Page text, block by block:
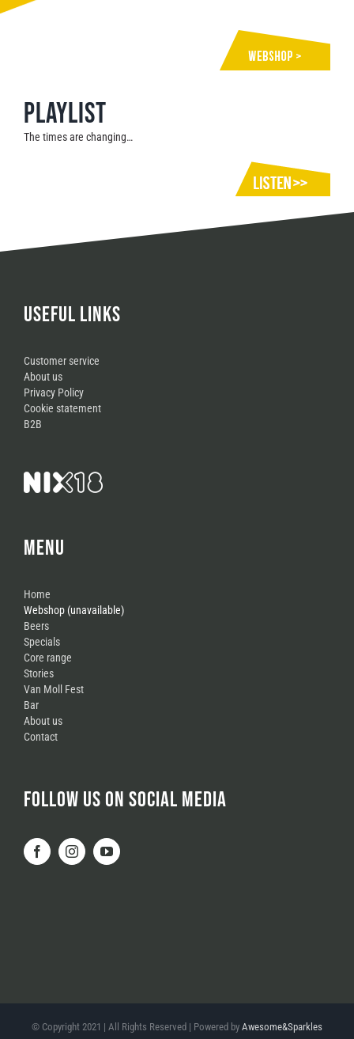
Playlist
The times are changing…
USEFUL LINKS
Customer service
About us
Privacy Policy
Cookie statement
B2B
MENU
Home
Webshop (unavailable)
Beers
Specials
Core range
Stories
Van Moll Fest
Bar
About us
Contact
FOLLOW US ON SOCIAL MEDIA
© Copyright 2021 | All Rights Reserved | Powered by Awesome&Sparkles